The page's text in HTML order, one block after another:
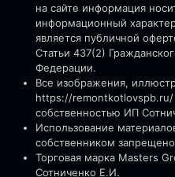
на сайте информация
информационный
является публичной
Статьи 437(2)
Федерации.
Все изображения,
https://remontkotlovspb.ru/
собственностью ИП
Использование
собственником
Торговая марка Masters
Сотниченко Е.И.